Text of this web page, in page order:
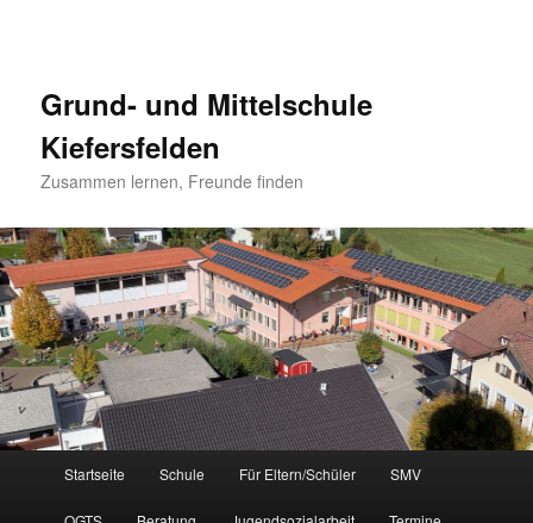
Grund- und Mittelschule
Kiefersfelden
Zusammen lernen, Freunde finden
Zum
Startseite Schule Für Eltern/Schüler SMV